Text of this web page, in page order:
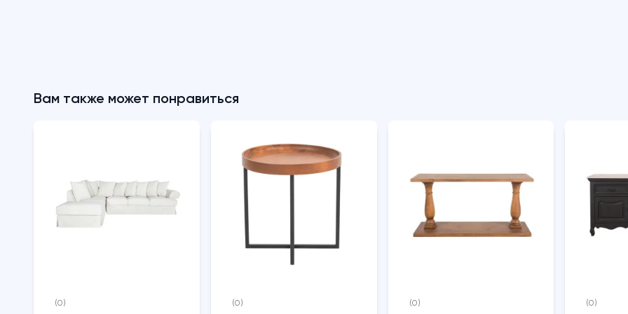
Вам также может понравиться
(0) (0) (0) (0)